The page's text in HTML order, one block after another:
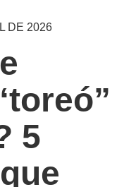
DE 2026
5